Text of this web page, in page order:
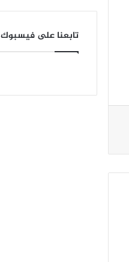
تابعنا على فيسبوك